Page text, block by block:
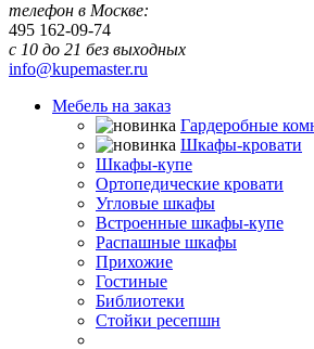
телефон в Москве:
495 162-09-74
с 10 до 21 без выходных
info@kupemaster.ru
Мебель на заказ
Гардеробные
Шкафы-кровати
Шкафы-купе
Ортопедические кровати
Угловые шкафы
Встроенные шкафы-купе
Распашные шкафы
Прихожие
Гостиные
Библиотеки
Стойки ресепшн